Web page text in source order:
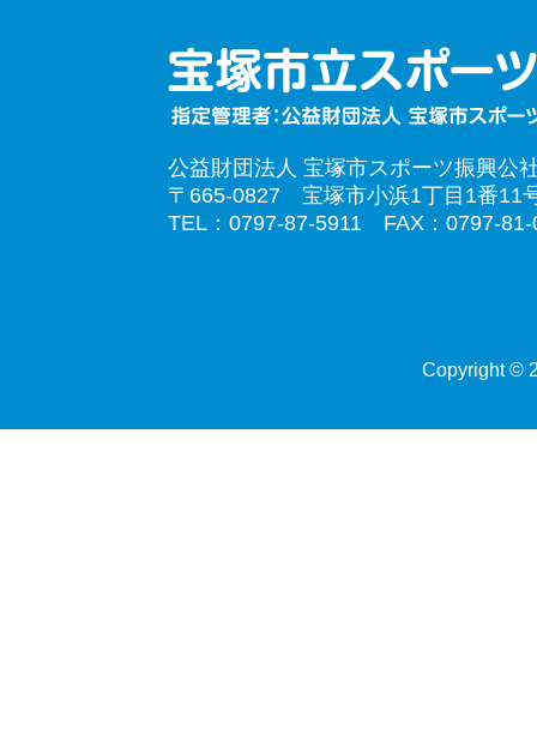
公益財団法人 宝塚市スポーツ振興公
〒665-0827 宝塚市小浜1丁目1番11
TEL：0797-87-5911 FAX：0797-81-
Copyright ©